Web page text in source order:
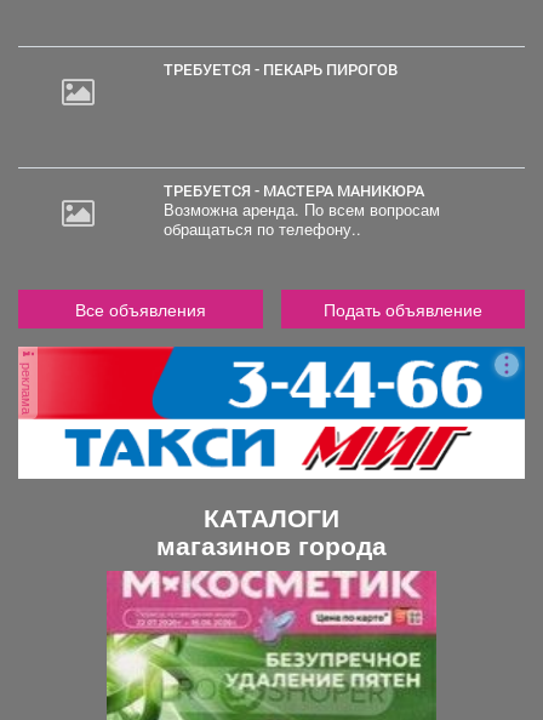
ТРЕБУЕТСЯ - ПЕКАРЬ ПИРОГОВ
ТРЕБУЕТСЯ - МАСТЕРА МАНИКЮРА
Возможна аренда. По всем вопросам
обращаться по телефону..
Все объявления Подать объявление
реклама
КАТАЛОГИ
магазинов города